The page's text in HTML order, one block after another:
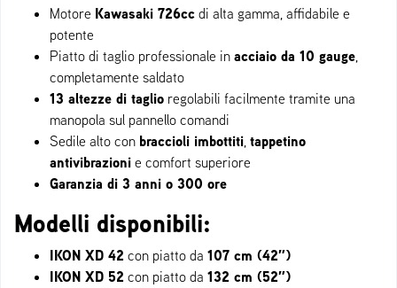
Motore Kawasaki 726cc di alta gamma, affidabile e
potente
Piatto di taglio professionale in acciaio da 10 gauge,
completamente saldato
13 altezze di taglio regolabili facilmente tramite una
manopola sul pannello comandi
Sedile alto con braccioli imbottiti, tappetino
antivibrazioni e comfort superiore
Garanzia di 3 anni o 300 ore
Modelli disponibili:
IKON XD 42 con piatto da 107 cm (42″)
IKON XD 52 con piatto da 132 cm (52″)